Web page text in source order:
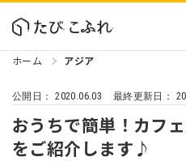
ホーム アジア
公開日：2020.06.03 最終更新日：
おうちで簡単！カフ
をご紹介します♪